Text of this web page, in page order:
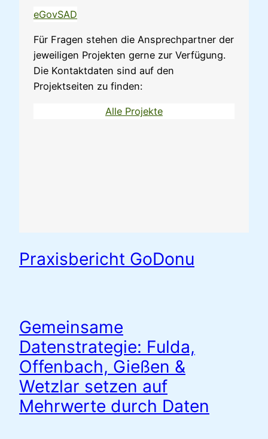
eGovSAD
Für Fragen stehen die Ansprechpartner der
jeweiligen Projekten gerne zur Verfügung.
Die Kontaktdaten sind auf den
Projektseiten zu finden:
Alle Projekte
Praxisbericht GoDonu
Gemeinsame
Datenstrategie: Fulda,
Offenbach, Gießen &
Wetzlar setzen auf
Mehrwerte durch Daten